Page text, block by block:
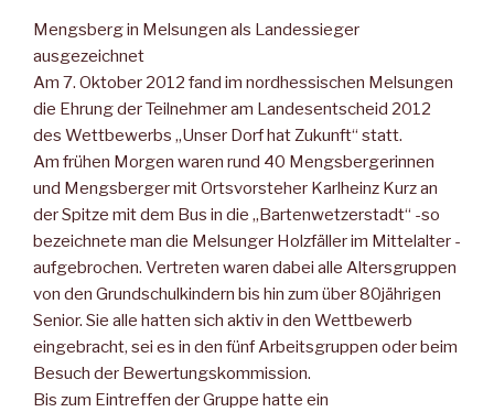
Mengsberg in Melsungen als Landessieger
ausgezeichnet
Am 7. Oktober 2012 fand im nordhessischen Melsungen
die Ehrung der Teilnehmer am Landesentscheid 2012
des Wettbewerbs „Unser Dorf hat Zukunft“ statt.
Am frühen Morgen waren rund 40 Mengsbergerinnen
und Mengsberger mit Ortsvorsteher Karlheinz Kurz an
der Spitze mit dem Bus in die „Bartenwetzerstadt“ -so
bezeichnete man die Melsunger Holzfäller im Mittelalter -
aufgebrochen. Vertreten waren dabei alle Altersgruppen
von den Grundschulkindern bis hin zum über 80jährigen
Senior. Sie alle hatten sich aktiv in den Wettbewerb
eingebracht, sei es in den fünf Arbeitsgruppen oder beim
Besuch der Bewertungskommission.
Bis zum Eintreffen der Gruppe hatte ein